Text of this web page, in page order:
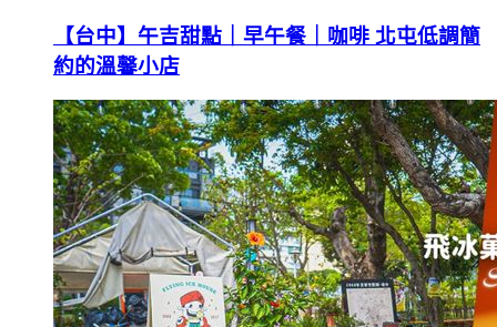
【台中】午吉甜點｜早午餐｜咖啡 北屯低調簡
約的溫馨小店